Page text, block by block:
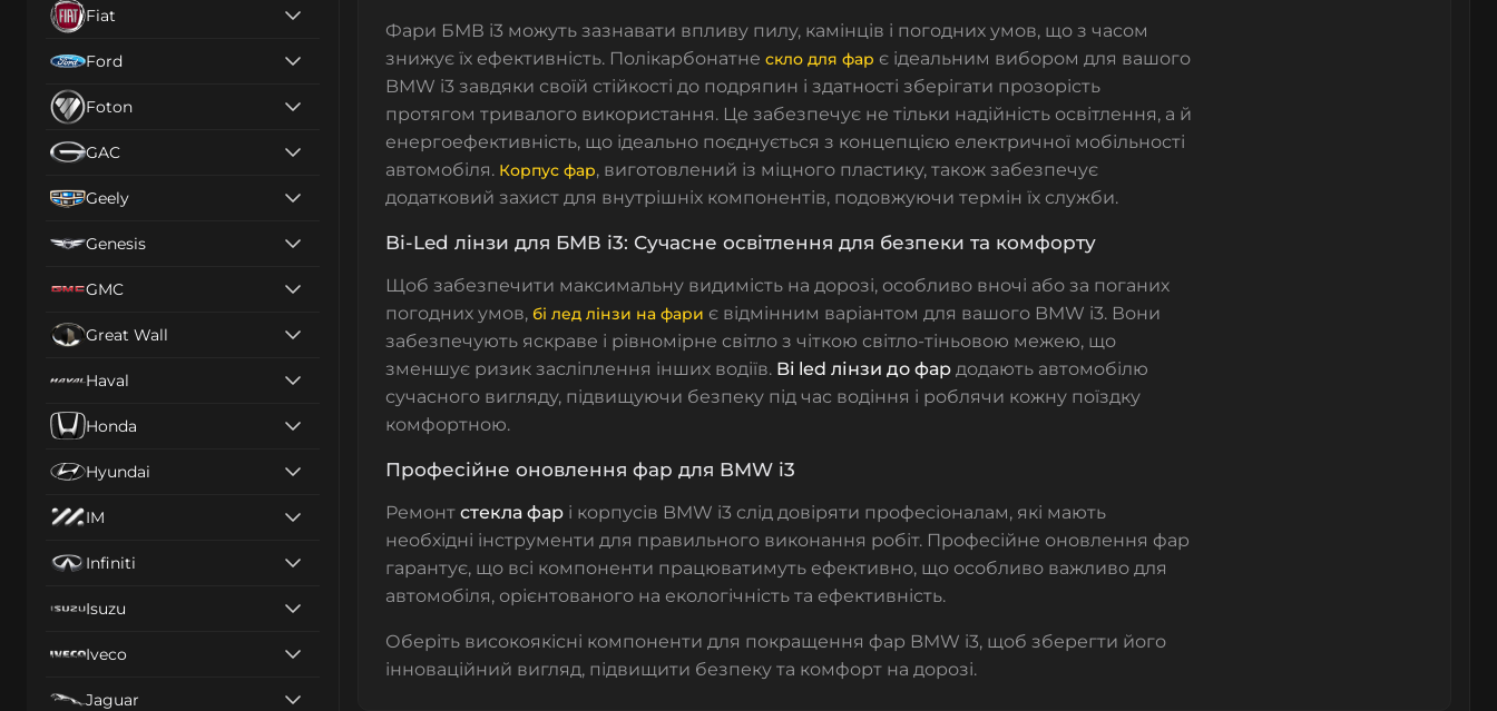
Fiat
Ford
Foton
GAC
Geely
Genesis
GMC
Great Wall
Haval
Honda
Hyundai
IM
Infiniti
Isuzu
Iveco
Jaguar
Фари БМВ і3 можуть зазнавати впливу пилу, камінців і погодних умов, що з часом
знижує їх ефективність. Полікарбонатне скло для фар є ідеальним вибором для вашого
BMW i3 завдяки своїй стійкості до подряпин і здатності зберігати прозорість
протягом тривалого використання. Це забезпечує не тільки надійність освітлення, а й
енергоефективність, що ідеально поєднується з концепцією електричної мобільності
автомобіля. Корпус фар, виготовлений із міцного пластику, також забезпечує
додатковий захист для внутрішніх компонентів, подовжуючи термін їх служби.
Bi-Led лінзи для БМВ і3: Сучасне освітлення для безпеки та комфорту
Щоб забезпечити максимальну видимість на дорозі, особливо вночі або за поганих
погодних умов, бі лед лінзи на фари є відмінним варіантом для вашого BMW i3. Вони
забезпечують яскраве і рівномірне світло з чіткою світло-тіньовою межею, що
зменшує ризик засліплення інших водіїв. Bi led лінзи до фар додають автомобілю
сучасного вигляду, підвищуючи безпеку під час водіння і роблячи кожну поїздку
комфортною.
Професійне оновлення фар для BMW i3
Ремонт стекла фар і корпусів BMW i3 слід довіряти професіоналам, які мають
необхідні інструменти для правильного виконання робіт. Професійне оновлення фар
гарантує, що всі компоненти працюватимуть ефективно, що особливо важливо для
автомобіля, орієнтованого на екологічність та ефективність.
Оберіть високоякісні компоненти для покращення фар BMW i3, щоб зберегти його
інноваційний вигляд, підвищити безпеку та комфорт на дорозі.